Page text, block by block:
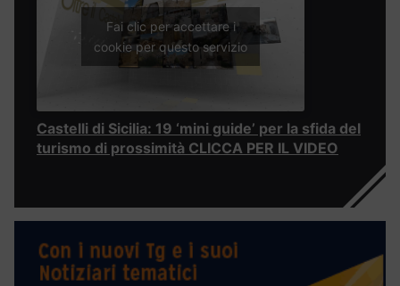
Fai clic per accettare i
cookie per questo servizio
Castelli di Sicilia: 19 ‘mini guide’ per la sfida del
turismo di prossimità CLICCA PER IL VIDEO